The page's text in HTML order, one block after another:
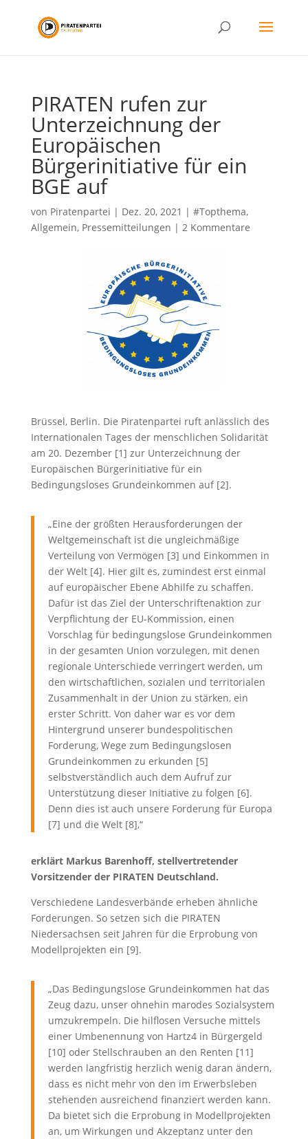
PIRATEN rufen zur
Unterzeichnung der
Europäischen
Bürgerinitiative für ein
BGE auf
von Piratenpartei | Dez. 20, 2021 | #Topthema,
Allgemein, Pressemitteilungen | 2 Kommentare
Brüssel, Berlin. Die Piratenpartei ruft anlässlich des
Internationalen Tages der menschlichen Solidarität
am 20. Dezember [1] zur Unterzeichnung der
Europäischen Bürgerinitiative für ein
Bedingungsloses Grundeinkommen auf [2].
„Eine der größten Herausforderungen der
Weltgemeinschaft ist die ungleichmäßige
Verteilung von Vermögen [3] und Einkommen in
der Welt [4]. Hier gilt es, zumindest erst einmal
auf europäischer Ebene Abhilfe zu schaffen.
Dafür ist das Ziel der Unterschriftenaktion zur
Verpflichtung der EU-Kommission, einen
Vorschlag für bedingungslose Grundeinkommen
in der gesamten Union vorzulegen, mit denen
regionale Unterschiede verringert werden, um
den wirtschaftlichen, sozialen und territorialen
Zusammenhalt in der Union zu stärken, ein
erster Schritt. Von daher war es vor dem
Hintergrund unserer bundespolitischen
Forderung, Wege zum Bedingungslosen
Grundeinkommen zu erkunden [5]
selbstverständlich auch dem Aufruf zur
Unterstützung dieser Initiative zu folgen [6].
Denn dies ist auch unsere Forderung für Europa
[7] und die Welt [8],“
erklärt Markus Barenhoff, stellvertretender
Vorsitzender der PIRATEN Deutschland.
Verschiedene Landesverbände erheben ähnliche
Forderungen. So setzen sich die PIRATEN
Niedersachsen seit Jahren für die Erprobung von
Modellprojekten ein [9].
„Das Bedingungslose Grundeinkommen hat das
Zeug dazu, unser ohnehin marodes Sozialsystem
umzukrempeln. Die hilflosen Versuche mittels
einer Umbenennung von Hartz4 in Bürgergeld
[10] oder Stellschrauben an den Renten [11]
werden langfristig herzlich wenig daran ändern,
dass es nicht mehr von den im Erwerbsleben
stehenden ausreichend finanziert werden kann.
Da bietet sich die Erprobung in Modellprojekten
an, um Wirkungen und Akzeptanz unter den